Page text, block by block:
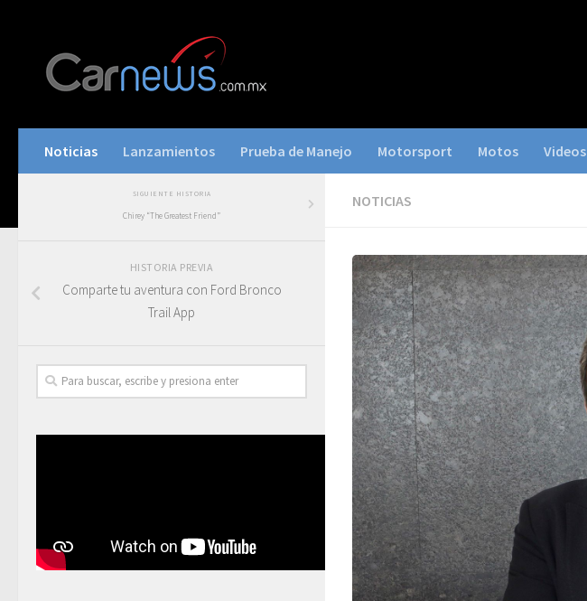
Noticias Lanzamientos Prueba de Manejo Motorsport Motos Videos
NOTICIAS
SIGUIENTE HISTORIA
Chirey “The Greatest Friend”
HISTORIA PREVIA
Comparte tu aventura con Ford Bronco
Trail App